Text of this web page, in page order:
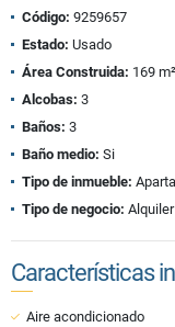
Código: 9259657
Estado: Usado
Área Construida: 169 m²
Alcobas: 3
Baños: 3
Baño medio: Si
Tipo de inmueble:
Tipo de negocio: Alquiler
Características
Aire acondicionado